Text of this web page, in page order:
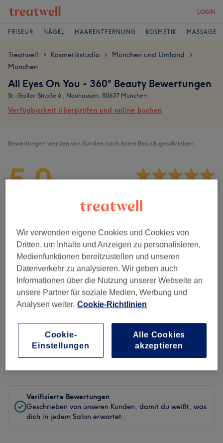
LOGIN
FRISEUR NÄGEL HAARENTFERNUNG KOSMETIK MASSAGE
Treatwell > Kosmetikstudio > München und Umland >
München
All Eyes On You - 360° Beauty Bewertungen
St.-Galler-Straße 6 , Neuhausen, 80637 München
Verfügbarkeit überprüfen und online buchen
Bewertungen werden von Kunden nach ihrem Besuch geschrieben.
5,0
Sauberkeit
Service
Bewertungen filtern
Behandlung Alle Bewertungen
Verifizierte Bewertungen
Geschrieben von unseren Kunden, damit du weißt, was
dich in jedem Salon erwartet.
Wir verwenden eigene Cookies und Cookies von
Dritten, um Inhalte und Anzeigen zu personalisieren,
Medienfunktionen bereitzustellen und unseren
Datenverkehr zu analysieren. Wir geben auch
Informationen über die Nutzung unserer Webseite an
unsere Partner für soziale Medien, Werbung und
Analysen weiter. Cookie-Richtlinien
Cookie-
Einstellungen
Alle Cookies
akzeptieren